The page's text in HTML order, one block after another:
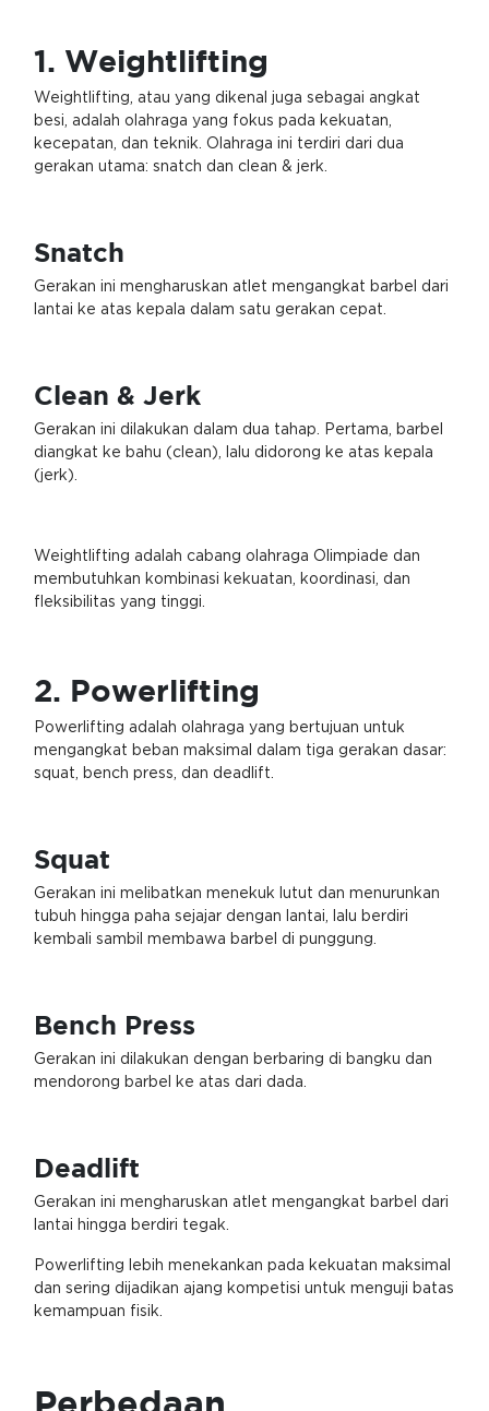
1. Weightlifting
Weightlifting, atau yang dikenal juga sebagai angkat
besi, adalah olahraga yang fokus pada kekuatan,
kecepatan, dan teknik. Olahraga ini terdiri dari dua
gerakan utama: snatch dan clean & jerk.
Snatch
Gerakan ini mengharuskan atlet mengangkat barbel dari
lantai ke atas kepala dalam satu gerakan cepat.
Clean & Jerk
Gerakan ini dilakukan dalam dua tahap. Pertama, barbel
diangkat ke bahu (clean), lalu didorong ke atas kepala
(jerk).
Weightlifting adalah cabang olahraga Olimpiade dan
membutuhkan kombinasi kekuatan, koordinasi, dan
fleksibilitas yang tinggi.
2. Powerlifting
Powerlifting adalah olahraga yang bertujuan untuk
mengangkat beban maksimal dalam tiga gerakan dasar:
squat, bench press, dan deadlift.
Squat
Gerakan ini melibatkan menekuk lutut dan menurunkan
tubuh hingga paha sejajar dengan lantai, lalu berdiri
kembali sambil membawa barbel di punggung.
Bench Press
Gerakan ini dilakukan dengan berbaring di bangku dan
mendorong barbel ke atas dari dada.
Deadlift
Gerakan ini mengharuskan atlet mengangkat barbel dari
lantai hingga berdiri tegak.
Powerlifting lebih menekankan pada kekuatan maksimal
dan sering dijadikan ajang kompetisi untuk menguji batas
kemampuan fisik.
Perbedaan